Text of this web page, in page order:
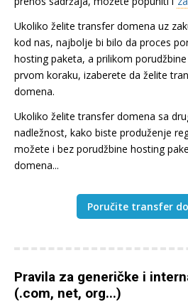
Ukoliko želite transfer domena uz
kod nas, najbolje bi bilo da proces
hosting paketa, a prilikom
prvom koraku, izaberete da želite
domena.
Ukoliko želite transfer domena sa
nadležnost, kako biste produženje
možete i bez porudžbine hosting
domena...
Poručite transfer
Pravila za generičke i
(.com, net, org...)